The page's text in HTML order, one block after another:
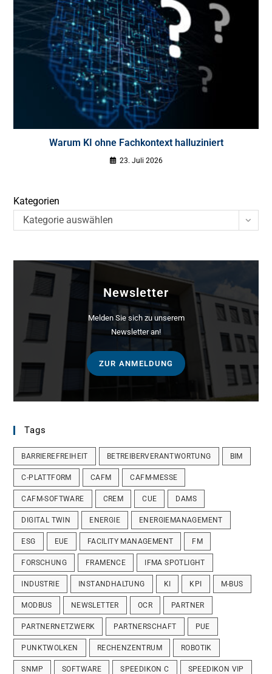
Warum KI ohne Fachkontext halluziniert
23. Juli 2026
Kategorien
Kategorie auswählen
Newsletter
Melden Sie sich zu unserem
Newsletter an!
ZUR ANMELDUNG
Tags
BARRIEREFREIHEIT BETREIBERVERANTWORTUNG BIM
C-PLATTFORM CAFM CAFM-MESSE
CAFM-SOFTWARE CREM CUE DAMS
DIGITAL TWIN ENERGIE ENERGIEMANAGEMENT
ESG EUE FACILITY MANAGEMENT FM
FORSCHUNG FRAMENCE IFMA SPOTLIGHT
INDUSTRIE INSTANDHALTUNG KI KPI M-BUS
MODBUS NEWSLETTER OCR PARTNER
PARTNERNETZWERK PARTNERSCHAFT PUE
PUNKTWOLKEN RECHENZENTRUM ROBOTIK
SNMP SOFTWARE SPEEDIKON C SPEEDIKON VIP